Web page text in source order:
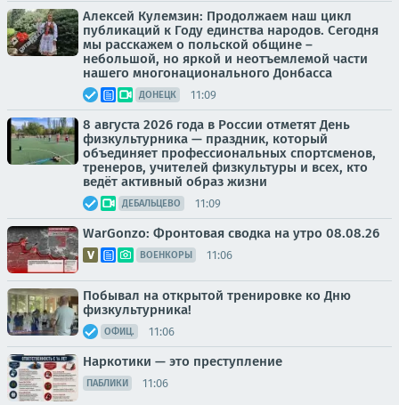
Алексей Кулемзин: Продолжаем наш цикл
публикаций к Году единства народов. Сегодня
мы расскажем о польской общине –
небольшой, но яркой и неотъемлемой части
нашего многонационального Донбасса
ДОНЕЦК 11:09
8 августа 2026 года в России отметят День
физкультурника — праздник, который
объединяет профессиональных спортсменов,
тренеров, учителей физкультуры и всех, кто
ведёт активный образ жизни
ДЕБАЛЬЦЕВО 11:09
WarGonzo: Фронтовая сводка на утро 08.08.26
ВОЕНКОРЫ 11:06
Побывал на открытой тренировке ко Дню
физкультурника!
ОФИЦ. 11:06
Наркотики — это преступление
ПАБЛИКИ 11:06